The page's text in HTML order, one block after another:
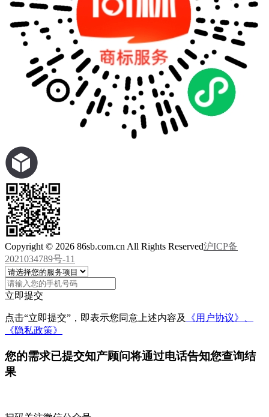
Copyright © 2026 86sb.com.cn All Rights Reserved沪ICP备
2021034789号-11
立即提交
点击“立即提交”，即表示您同意上述内容及
《用户协议》、
《隐私政策》
您的需求已提交知产顾问将通过电话告知您查询结
果